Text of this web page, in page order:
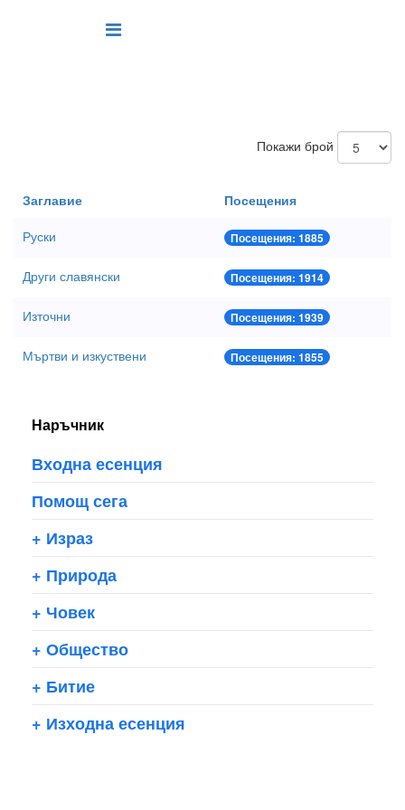
Покажи брой
Заглавие
Посещения
Руски
Посещения: 1885
Други славянски Посещения: 1914
Източни Посещения: 1939
Мъртви и изкуствени Посещения: 1855
Наръчник
Входна есенция
Помощ сега
+ Израз
+ Природа
+ Човек
+ Общество
+ Битие
+ Изходна есенция